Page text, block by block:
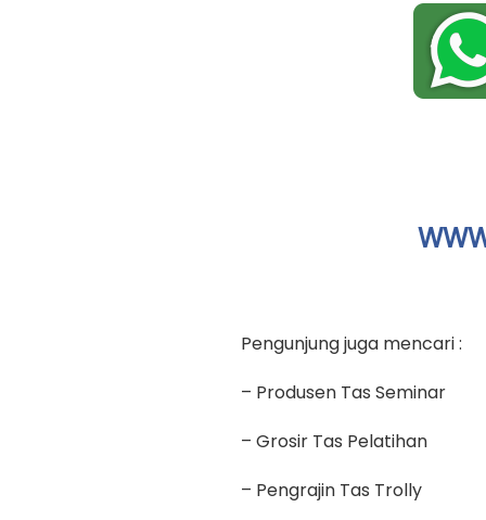
Pengunjung juga mencari :
– Produsen Tas Seminar
– Grosir Tas Pelatihan
– Pengrajin Tas Trolly